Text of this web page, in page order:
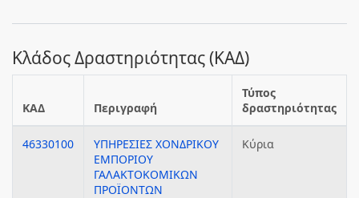
Κλάδος Δραστηριότητας (ΚΑΔ)
ΚΑΔ Περιγραφή
Τύπος
δραστηριότητας
46330100
ΥΠΗΡΕΣΙΕΣ ΧΟΝΔΡΙΚΟΥ
ΕΜΠΟΡΙΟΥ
ΓΑΛΑΚΤΟΚΟΜΙΚΩΝ
ΠΡΟΪΟΝΤΩΝ
Κύρια